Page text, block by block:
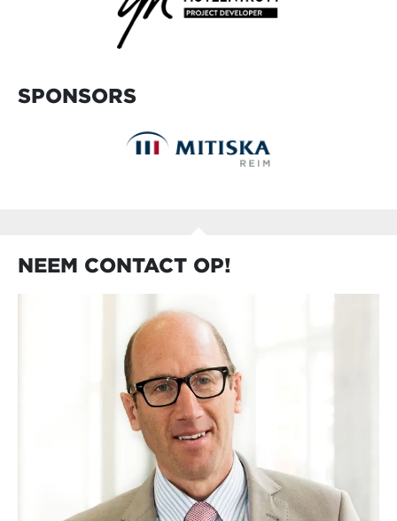
SPONSORS
NEEM CONTACT OP!